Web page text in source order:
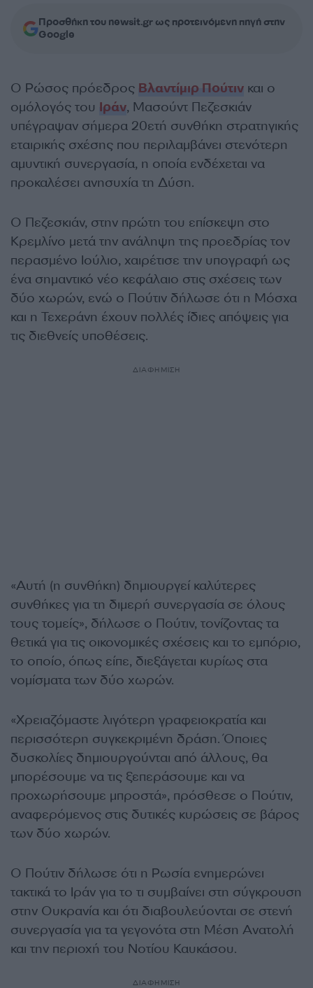
Προσθήκη του newsit.gr ως προτεινόμενη πηγή στην
Google
Ο Ρώσος πρόεδρος Βλαντίμιρ Πούτιν και ο
ομόλογός του Ιράν, Μασούντ Πεζεσκιάν
υπέγραψαν σήμερα 20ετή συνθήκη στρατηγικής
εταιρικής σχέσης που περιλαμβάνει στενότερη
αμυντική συνεργασία, η οποία ενδέχεται να
προκαλέσει ανησυχία τη Δύση.
Ο Πεζεσκιάν, στην πρώτη του επίσκεψη στο
Κρεμλίνο μετά την ανάληψη της προεδρίας τον
περασμένο Ιούλιο, χαιρέτισε την υπογραφή ως
ένα σημαντικό νέο κεφάλαιο στις σχέσεις των
δύο χωρών, ενώ ο Πούτιν δήλωσε ότι η Μόσχα
και η Τεχεράνη έχουν πολλές ίδιες απόψεις για
τις διεθνείς υποθέσεις.
ΔΙΑΦΗΜΙΣΗ
«Αυτή (η συνθήκη) δημιουργεί καλύτερες
συνθήκες για τη διμερή συνεργασία σε όλους
τους τομείς», δήλωσε ο Πούτιν, τονίζοντας τα
θετικά για τις οικονομικές σχέσεις και το εμπόριο,
το οποίο, όπως είπε, διεξάγεται κυρίως στα
νομίσματα των δύο χωρών.
«Χρειαζόμαστε λιγότερη γραφειοκρατία και
περισσότερη συγκεκριμένη δράση. Όποιες
δυσκολίες δημιουργούνται από άλλους, θα
μπορέσουμε να τις ξεπεράσουμε και να
προχωρήσουμε μπροστά», πρόσθεσε ο Πούτιν,
αναφερόμενος στις δυτικές κυρώσεις σε βάρος
των δύο χωρών.
Ο Πούτιν δήλωσε ότι η Ρωσία ενημερώνει
τακτικά το Ιράν για το τι συμβαίνει στη σύγκρουση
στην Ουκρανία και ότι διαβουλεύονται σε στενή
συνεργασία για τα γεγονότα στη Μέση Ανατολή
και την περιοχή του Νοτίου Καυκάσου.
ΔΙΑΦΗΜΙΣΗ